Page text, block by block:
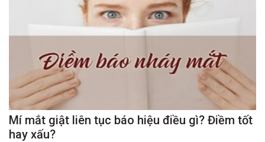
Mí mắt giật liên tục báo hiệu điều gì? Điềm tốt
hay xấu?